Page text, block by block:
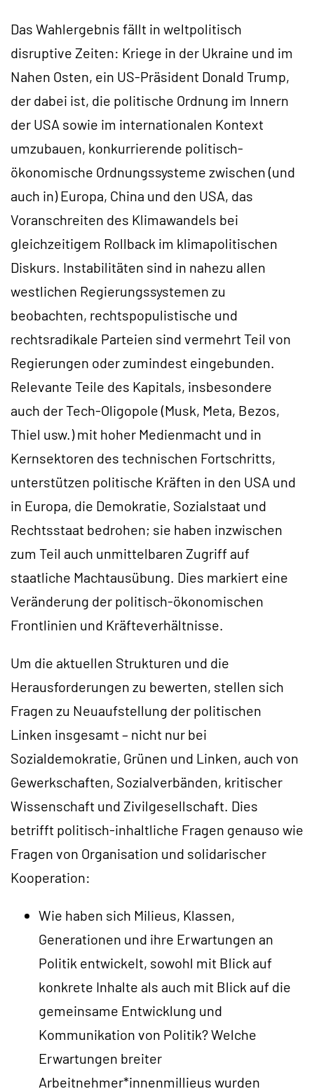
Das Wahlergebnis fällt in weltpolitisch
disruptive Zeiten: Kriege in der Ukraine und im
Nahen Osten, ein US-Präsident Donald Trump,
der dabei ist, die politische Ordnung im Innern
der USA sowie im internationalen Kontext
umzubauen, konkurrierende politisch-
ökonomische Ordnungssysteme zwischen (und
auch in) Europa, China und den USA, das
Voranschreiten des Klimawandels bei
gleichzeitigem Rollback im klimapolitischen
Diskurs. Instabilitäten sind in nahezu allen
westlichen Regierungssystemen zu
beobachten, rechtspopulistische und
rechtsradikale Parteien sind vermehrt Teil von
Regierungen oder zumindest eingebunden.
Relevante Teile des Kapitals, insbesondere
auch der Tech-Oligopole (Musk, Meta, Bezos,
Thiel usw.) mit hoher Medienmacht und in
Kernsektoren des technischen Fortschritts,
unterstützen politische Kräften in den USA und
in Europa, die Demokratie, Sozialstaat und
Rechtsstaat bedrohen; sie haben inzwischen
zum Teil auch unmittelbaren Zugriff auf
staatliche Machtausübung. Dies markiert eine
Veränderung der politisch-ökonomischen
Frontlinien und Kräfteverhältnisse.
Um die aktuellen Strukturen und die
Herausforderungen zu bewerten, stellen sich
Fragen zu Neuaufstellung der politischen
Linken insgesamt – nicht nur bei
Sozialdemokratie, Grünen und Linken, auch von
Gewerkschaften, Sozialverbänden, kritischer
Wissenschaft und Zivilgesellschaft. Dies
betrifft politisch-inhaltliche Fragen genauso wie
Fragen von Organisation und solidarischer
Kooperation:
Wie haben sich Milieus, Klassen,
Generationen und ihre Erwartungen an
Politik entwickelt, sowohl mit Blick auf
konkrete Inhalte als auch mit Blick auf die
gemeinsame Entwicklung und
Kommunikation von Politik? Welche
Erwartungen breiter
Arbeitnehmer*innenmillieus wurden